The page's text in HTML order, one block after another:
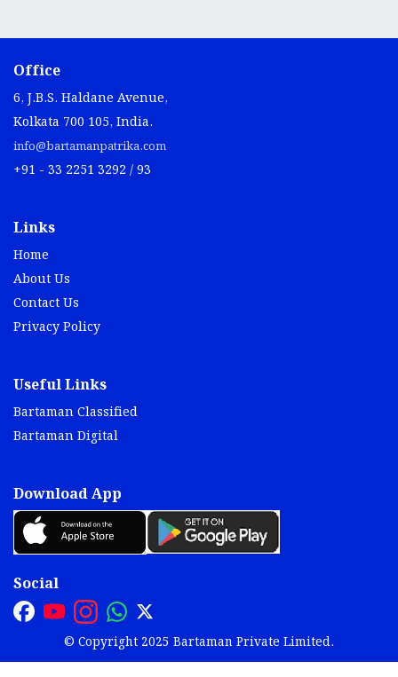
Office
6, J.B.S. Haldane Avenue,
Kolkata 700 105, India.
info@bartamanpatrika.com
+91 - 33 2251 3292 / 93
Links
Home
About Us
Contact Us
Privacy Policy
Useful Links
Bartaman Classified
Bartaman Digital
Download App
Social
© Copyright 2025 Bartaman Private Limited.